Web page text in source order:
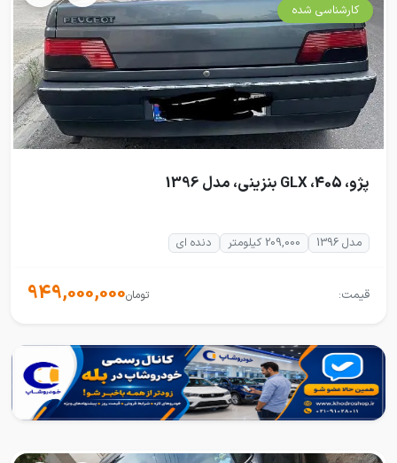
کارشناسی شده
پژو، 405، GLX بنزینی، مدل 1396
مدل 1396 209,000 کیلومتر دنده ای
قیمت: 949,000,000تومان